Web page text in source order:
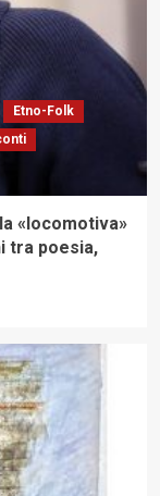
Etno-Folk
«locomotiva»
tra poesia,